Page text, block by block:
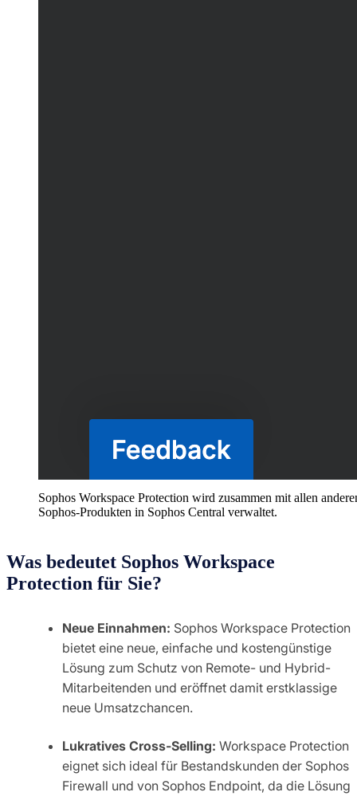
Sophos Workspace Protection wird zusammen mit allen
Sophos-Produkten in Sophos Central verwaltet.
Was bedeutet Sophos Workspace
Protection für Sie?
Neue Einnahmen: Sophos Workspace Protection
bietet eine neue, einfache und kostengünstige
Lösung zum Schutz von Remote- und Hybrid-
Mitarbeitenden und eröffnet damit erstklassige
neue Umsatzchancen.
Lukratives Cross-Selling: Workspace Protection
eignet sich ideal für Bestandskunden der Sophos
Firewall und von Sophos Endpoint, da die Lösung